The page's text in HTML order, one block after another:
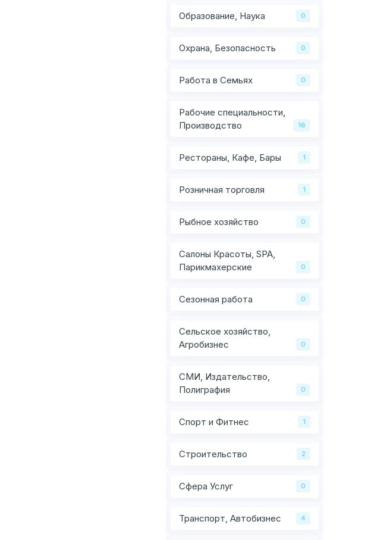
Образование, Наука 0
Охрана, Безопасность 0
Работа в Семьях 0
Рабочие специальности,
Производство
16
Рестораны, Кафе, Бары 1
Розничная торговля 1
Рыбное хозяйство 0
Салоны Красоты, SPA,
Парикмахерские
0
Сезонная работа 0
Сельское хозяйство,
Агробизнес
0
СМИ, Издательство,
Полиграфия
0
Спорт и Фитнес 1
Строительство 2
Сфера Услуг 0
Транспорт, Автобизнес 4